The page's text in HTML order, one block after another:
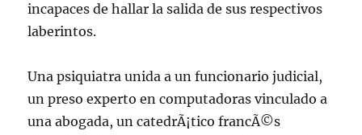
incapaces de hallar la salida de sus respectivos
laberintos.
Una psiquiatra unida a un funcionario judicial,
un preso experto en computadoras vinculado a
una abogada, un catedrÃ¡tico francÃ©s